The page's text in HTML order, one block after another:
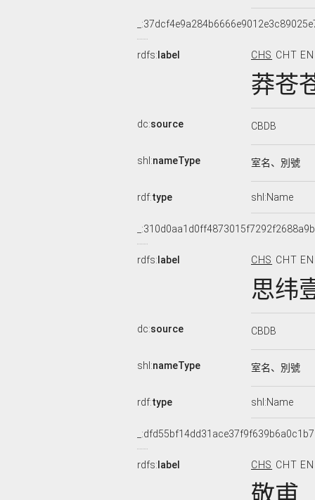
rdfs:label CHS CHT
莽苍
dc:source CBDB
shl:nameType 室名、別號
rdf:type shl:Name
_:310d0aa1d0ff4873015f7292f2688a9b
rdfs:label CHS CHT
思纬
dc:source CBDB
shl:nameType 室名、別號
rdf:type shl:Name
_:dfd55bf14dd31ace37f9f639b6a0c1b7
rdfs:label CHS CHT
敬甫